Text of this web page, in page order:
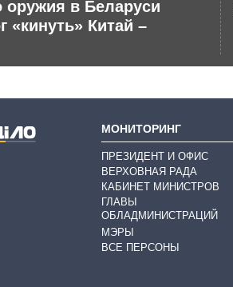
оружия в Беларуси
«кинуть» Китай –
МОНИТОРИНГ
ПРЕЗИДЕНТ И ОФИС
ВЕРХОВНАЯ РАДА
КАБИНЕТ МИНИСТРОВ
ГЛАВЫ
ОБЛАДМИНИСТРАЦИЙ
МЭРЫ
ВСЕ ПЕРСОНЫ